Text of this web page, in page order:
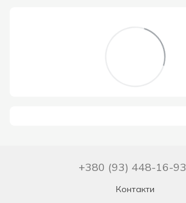
+380 (93) 448-16-93
Контакти